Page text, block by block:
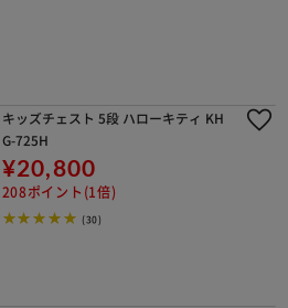
キッズチェスト 5段 ハローキティ KH
G-725H
¥20,800
208ポイント(1倍)
(30)